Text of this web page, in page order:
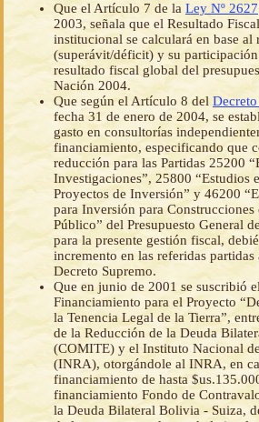
Que el Artículo 7 de la Ley Nº 2627
2003, señala que el Resultado
institucional se calculará en base al
(superávit/déficit) y su
resultado fiscal global del
Nación 2004.
Que según el Artículo 8 del
fecha 31 de enero de 2004, se
gasto en consultorías
financiamiento, especificando que
reducción para las Partidas 25200
Investigaciones”, 25800 “Estudios
Proyectos de Inversión” y 46200
para Inversión para
Público” del Presupuesto General
para la presente gestión fiscal,
incremento en las referidas partidas
Decreto Supremo.
Que en junio de 2001 se suscribió
Financiamiento para el Proyecto
la Tenencia Legal de la Tierra”,
de la Reducción de la Deuda
(COMITE) y el Instituto Nacional
(INRA), otorgándole al INRA, en
financiamiento de hasta
financiamiento Fondo de
la Deuda Bilateral Bolivia - Suiza,